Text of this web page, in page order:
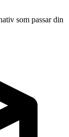
som passar din